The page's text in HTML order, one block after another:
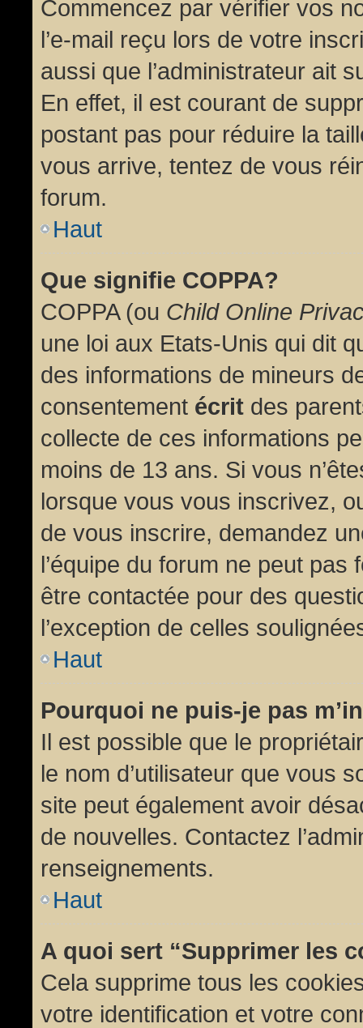
Commencez par vérifier vos
l’e-mail reçu lors de votre
aussi que l’administrateur ait
En effet, il est courant de
postant pas pour réduire la
vous arrive, tentez de vous
forum.
Haut
Que signifie COPPA?
COPPA (ou Child Online
une loi aux Etats-Unis qui dit
des informations de mineurs
consentement écrit des
collecte de ces informations
moins de 13 ans. Si vous
lorsque vous vous inscrivez,
de vous inscrire, demandez
l’équipe du forum ne peut
être contactée pour des
l’exception de celles
Haut
Pourquoi ne puis-je pas
Il est possible que le
le nom d’utilisateur que vous
site peut également avoir
de nouvelles. Contactez
renseignements.
Haut
A quoi sert “Supprimer les
Cela supprime tous les
votre identification et votre